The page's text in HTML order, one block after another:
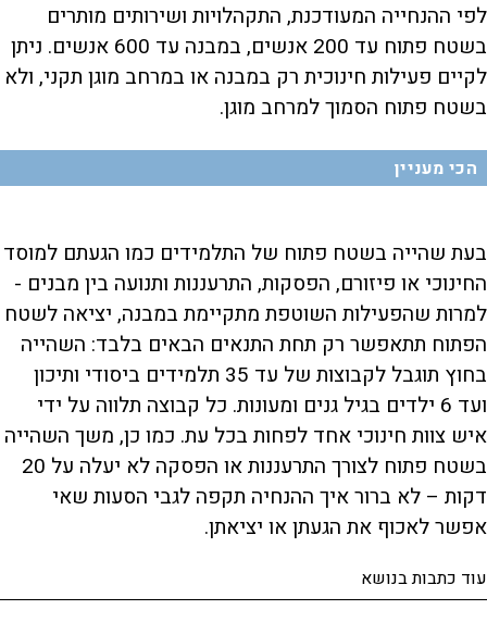
לפי ההנחייה המעודכנת, התקהלויות ושירותים מותרים
בשטח פתוח עד 200 אנשים, במבנה עד 600 אנשים. ניתן
לקיים פעילות חינוכית רק במבנה או במרחב מוגן תקני, ולא
בשטח פתוח הסמוך למרחב מוגן.
הכי מעניין
בעת שהייה בשטח פתוח של התלמידים כמו הגעתם למוסד
החינוכי או פיזורם, הפסקות, התרעננות ותנועה בין מבנים -
למרות שהפעילות השוטפת מתקיימת במבנה, יציאה לשטח
הפתוח תתאפשר רק תחת התנאים הבאים בלבד: השהייה
בחוץ תוגבל לקבוצות של עד 35 תלמידים ביסודי ותיכון
ועד 6 ילדים בגיל גנים ומעונות. כל קבוצה תלווה על ידי
איש צוות חינוכי אחד לפחות בכל עת. כמו כן, משך השהייה
בשטח פתוח לצורך התרעננות או הפסקה לא יעלה על 20
דקות – לא ברור איך ההנחיה תקפה לגבי הסעות שאי
אפשר לאכוף את הגעתן או יציאתן.
עוד כתבות בנושא